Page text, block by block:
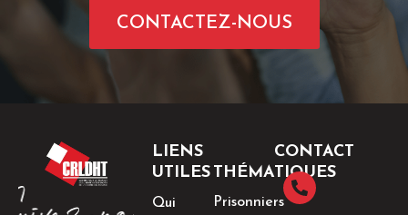
CONTACTEZ-NOUS
LIENS
UTILES
Qui
THÉMATIQUES
Prisonniers
CONTACT